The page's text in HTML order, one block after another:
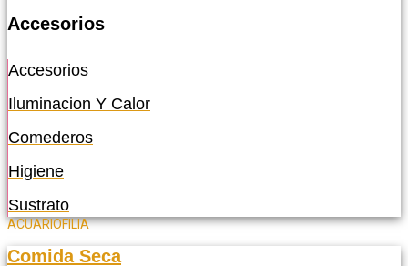
Accesorios
Accesorios
Iluminacion Y Calor
Comederos
Higiene
Sustrato
ACUARIOFILIA
Comida Seca